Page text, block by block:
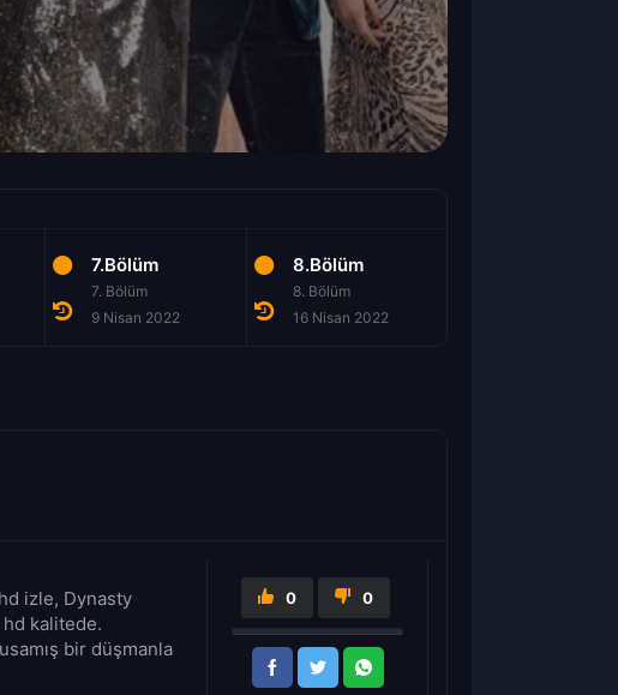
7.Bölüm
7. Bölüm
9 Nisan 2022
8.Bölüm
8. Bölüm
16 Nisan 2022
izle, Dynasty
kalitede.
bir düşmanla
0 0